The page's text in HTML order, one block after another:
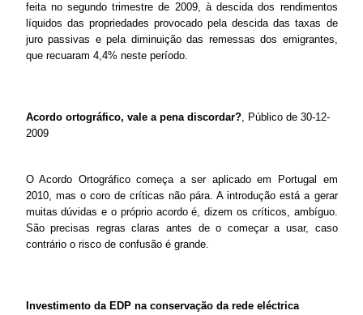
feita no segundo trimestre de 2009, à descida dos rendimentos
líquidos das propriedades provocado pela descida das taxas de
juro passivas e pela diminuição das remessas dos emigrantes,
que recuaram 4,4% neste período.
Acordo ortográfico, vale a pena discordar?, Público de 30-12-
2009
O Acordo Ortográfico começa a ser aplicado em Portugal em
2010, mas o coro de críticas não pára. A introdução está a gerar
muitas dúvidas e o próprio acordo é, dizem os críticos, ambíguo.
São precisas regras claras antes de o começar a usar, caso
contrário o risco de confusão é grande.
Investimento da EDP na conservação da rede eléctrica